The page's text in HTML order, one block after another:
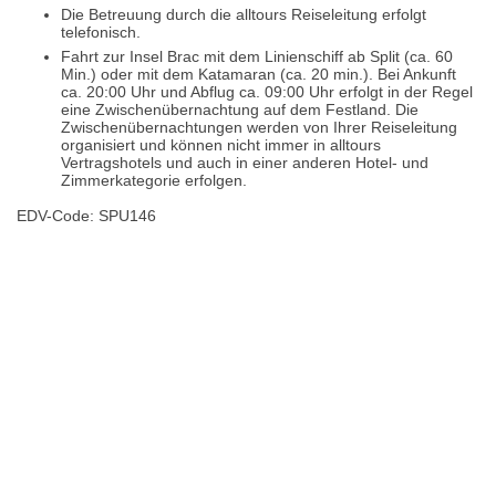
Die Betreuung durch die alltours Reiseleitung erfolgt
telefonisch.
Fahrt zur Insel Brac mit dem Linienschiff ab Split (ca. 60
Min.) oder mit dem Katamaran (ca. 20 min.). Bei Ankunft
ca. 20:00 Uhr und Abflug ca. 09:00 Uhr erfolgt in der Regel
eine Zwischenübernachtung auf dem Festland. Die
Zwischenübernachtungen werden von Ihrer Reiseleitung
organisiert und können nicht immer in alltours
Vertragshotels und auch in einer anderen Hotel- und
Zimmerkategorie erfolgen.
EDV-Code: SPU146